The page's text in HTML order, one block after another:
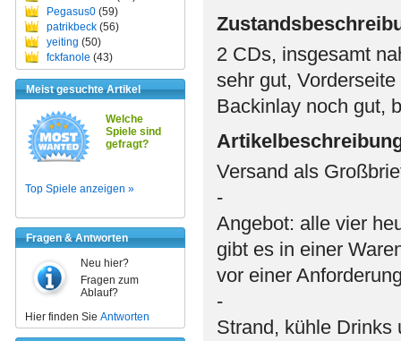
Pegasus0 (59)
patrikbeck (56)
yeiting (50)
fckfanole (43)
Meist gesuchte Artikel
Welche
Spiele sind
gefragt?
Top Spiele anzeigen »
Fragen & Antworten
Neu hier?
Fragen zum
Ablauf?
Hier finden Sie Antworten
2 CDs, insgesamt
sehr gut,
Backinlay noch gut,
Versand als
-
Angebot: alle vier
gibt es in einer
vor einer
-
Strand, kühle Drinks